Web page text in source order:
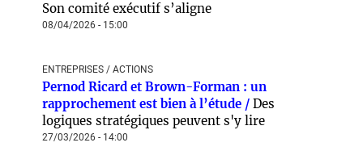
Son comité exécutif s’aligne
08/04/2026 - 15:00
ENTREPRISES / ACTIONS
Pernod Ricard et Brown-Forman : un
rapprochement est bien à l’étude / Des
logiques stratégiques peuvent s'y lire
27/03/2026 - 14:00